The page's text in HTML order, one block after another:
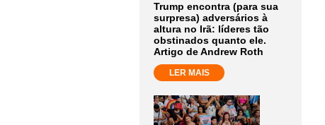
Trump encontra (para sua
surpresa) adversários à
altura no Irã: líderes tão
obstinados quanto ele.
Artigo de Andrew Roth
LER MAIS